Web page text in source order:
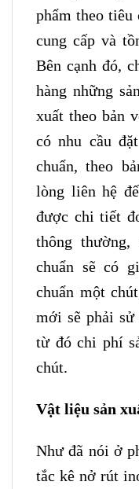
phẩm theo tiêu
cung cấp và
Bên cạnh đó,
hàng những
xuất theo bản
có nhu cầu
chuẩn, theo
lòng liên hệ
được chi tiết
thông
chuẩn sẽ có
chuẩn một
mới sẽ phải
từ đó chi phí
chút.
Vật liệu sản
Như đã nói ở
tắc kê nở rút